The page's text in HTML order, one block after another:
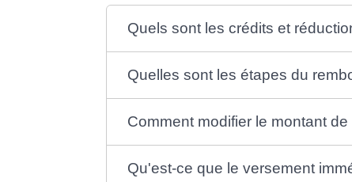
Quels sont les crédits et
Quelles sont les étapes du
Comment modifier le montant
Qu'est-ce que le versement